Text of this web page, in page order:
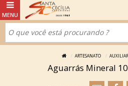
ARTESANATO
Aguarrás Mineral